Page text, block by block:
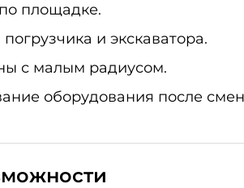
площадке.
и экскаватора.
с малым радиусом.
оборудования после